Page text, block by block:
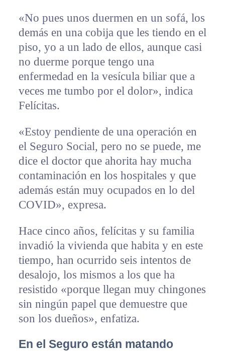
«No pues unos duermen en un sofá, los
demás en una cobija que les tiendo en el
piso, yo a un lado de ellos, aunque casi
no duerme porque tengo una
enfermedad en la vesícula biliar que a
veces me tumbo por el dolor», indica
Felícitas.
«Estoy pendiente de una operación en
el Seguro Social, pero no se puede, me
dice el doctor que ahorita hay mucha
contaminación en los hospitales y que
además están muy ocupados en lo del
COVID», expresa.
Hace cinco años, felícitas y su familia
invadió la vivienda que habita y en este
tiempo, han ocurrido seis intentos de
desalojo, los mismos a los que ha
resistido «porque llegan muy chingones
sin ningún papel que demuestre que
son los dueños», enfatiza.
En el Seguro están matando